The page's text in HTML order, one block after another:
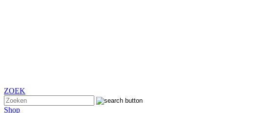
ZOEK
Shop